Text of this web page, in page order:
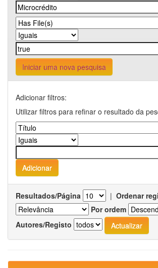
Iniciar uma nova pesquisa
Adicionar filtros:
Utilizar filtros para refinar o resultado da
Resultados/Página | Ordenar
Por ordem
Autores/Registo